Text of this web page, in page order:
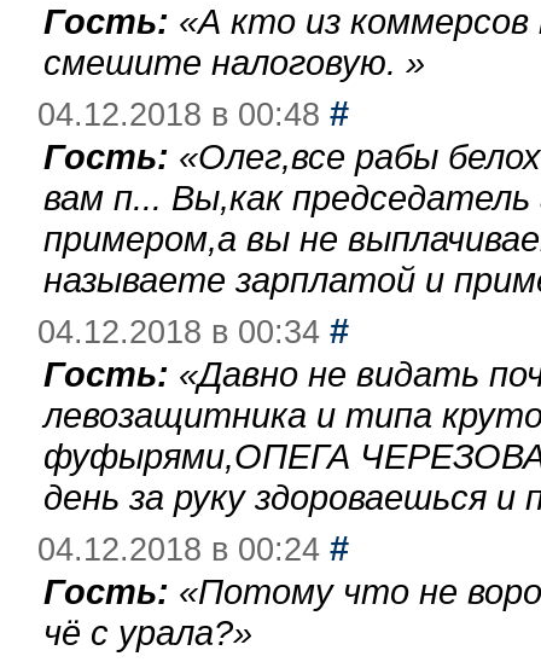
Гость: «А кто из
смешите налоговую. »
04.12.2018 в 00:48 #
Гость: «Олег,все рабы
вам п... Вы,как
примером,а вы не
называете зарплатой и
04.12.2018 в 00:34 #
Гость: «Давно не видать
левозащитника и типа
фуфырями,ОПЕГА
день за руку здороваешься
04.12.2018 в 00:24 #
Гость: «Потому что не
чё с урала?»